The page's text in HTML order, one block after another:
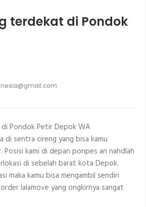
terdekat di Pondok
Pondok Petir Depok WA
di sentra cireng yang bisa kamu
Posisi kami di depan ponpes an nahdlah
di sebelah barat kota Depok.
maka kamu bisa mengambil sendiri
lalamove yang ongkirnya sangat